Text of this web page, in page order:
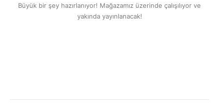
Büyük bir şey hazırlanıyor! Mağazamız üzerinde çalışılıyor ve
yakında yayınlanacak!